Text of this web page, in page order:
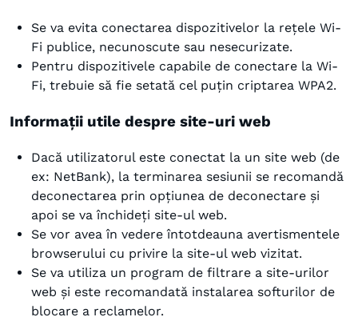
Se va evita conectarea dispozitivelor la rețele Wi-
Fi publice, necunoscute sau nesecurizate.
Pentru dispozitivele capabile de conectare la Wi-
Fi, trebuie să fie setată cel puțin criptarea WPA2.
Informații utile despre site-uri web
Dacă utilizatorul este conectat la un site web (de
ex: NetBank), la terminarea sesiunii se recomandă
deconectarea prin opțiunea de deconectare și
apoi se va închideți site-ul web.
Se vor avea în vedere întotdeauna avertismentele
browserului cu privire la site-ul web vizitat.
Se va utiliza un program de filtrare a site-urilor
web și este recomandată instalarea softurilor de
blocare a reclamelor.